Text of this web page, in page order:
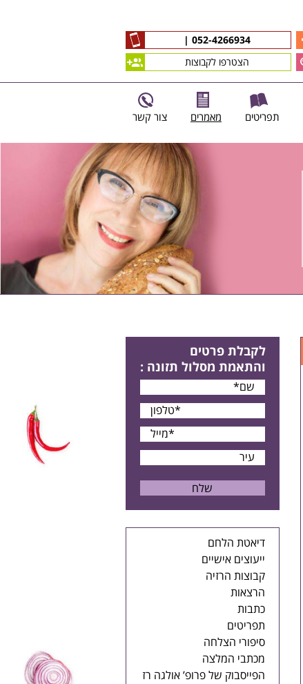
052-4266934
|
הצטרפו לקבוצות
תפריטים מאמרים צור קשר
לקבלת פרטים
והתאמת מסלול תזונה :
דיאטת הלחם
ייעוצים אישיים
קבוצות הרזיה
הרצאות
כתבות
תפריטים
סיפורי הצלחה
מכתבי המלצה
הפייסבוק של פרופ’ אולגה רז